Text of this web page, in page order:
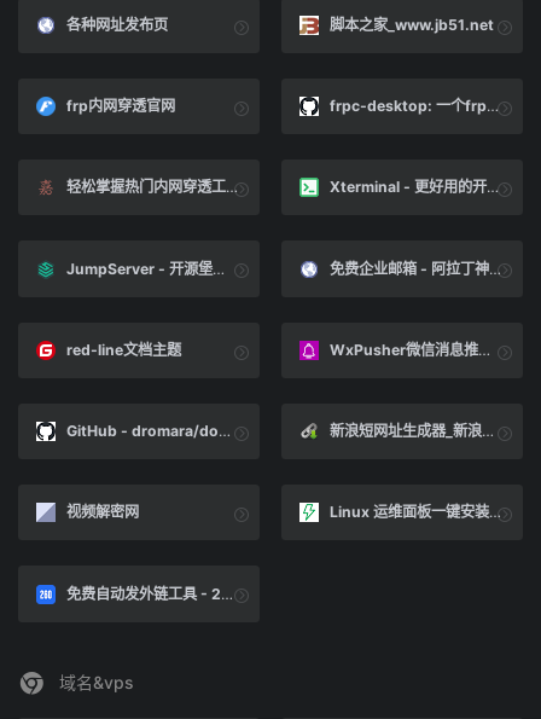
各种网址发布页 脚本之家_www.jb51.net
frp内网穿透官网 frpc-desktop: 一个frpc桌面客户端
轻松掌握热门内网穿透工具：快速实现内网服务外部访问 Xterminal - 更好用的开发工具，但不止于(SSH&#x2F;控制台&#x2F;More)
JumpServer - 开源堡垒机 - 官网 免费企业邮箱 - 阿拉丁神灯
red-line文档主题 WxPusher微信消息推送服务
GitHub - dromara/domain-admin: 域名SSL证书监测平台、SSL证书申请自动续签。Domain and SSL Cert monitor System. 新浪短网址生成器_新浪短链接_在线短网址_T.CN短网址_支持API接口-短网址工具
视频解密网 Linux 运维面板一键安装 - 宝塔/1Panel/ACE 面板极速部署 | 极客源
免费自动发外链工具 - 260站长论坛
域名&vps